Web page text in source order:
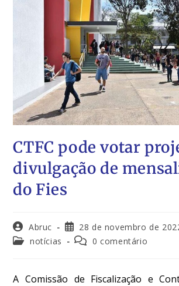
CTFC pode votar
divulgação de
do Fies
Abruc
28 de novembro de
notícias
0 comentário
A Comissão de Fiscalização e